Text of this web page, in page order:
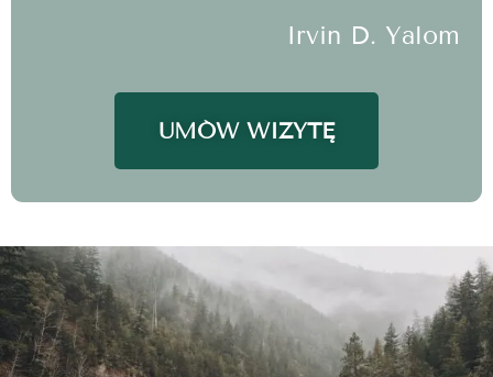
Irvin D. Yalom
UMÓW WIZYTĘ